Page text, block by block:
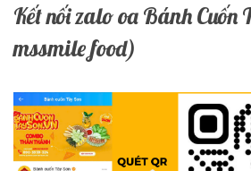
Kết nối zalo oa Bánh Cuốn
mssmile food)